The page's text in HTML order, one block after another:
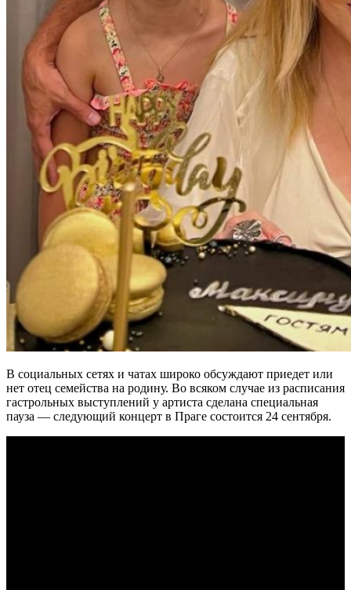
В социальных сетях и чатах широко обсуждают приедет или
нет отец семейства на родину. Во всяком случае из расписания
гастрольных выступлений у артиста сделана специальная
пауза — следующий концерт в Праге состоится 24 сентября.